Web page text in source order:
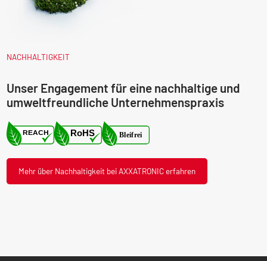
NACHHALTIGKEIT
Unser Engagement für eine nachhaltige und
umweltfreundliche Unternehmenspraxis
Mehr über Nachhaltigkeit bei AXXATRONIC erfahren